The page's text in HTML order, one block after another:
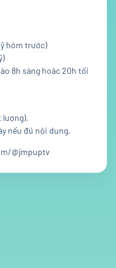
hôm trước)
8h sáng hoặc 20h tối
lượng).
nếu đủ nội dung.
@jmpuptv